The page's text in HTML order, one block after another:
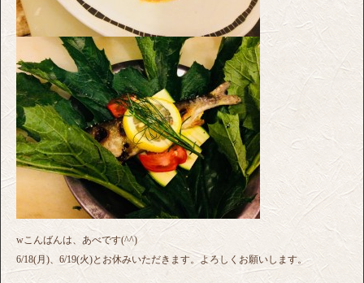
wこんばんは、あべです(^^)
6/18(月)、6/19(火)とお休みいただきます。よろしくお願いします。